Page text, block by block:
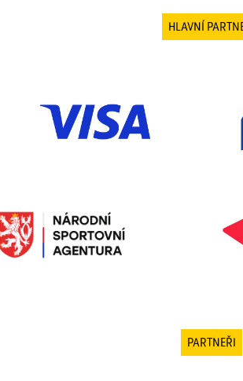
HLAVNÍ
PARTNEŘI